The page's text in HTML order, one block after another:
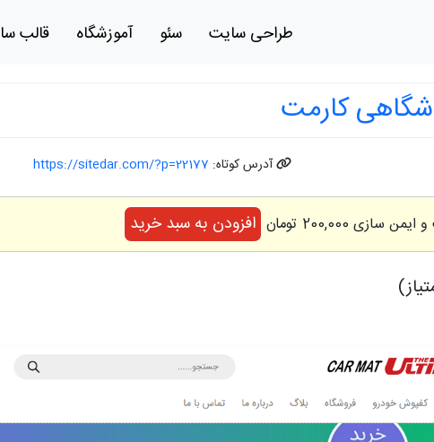
طراحی سایت سئو آموزشگاه قالب
کارمت
آدرس کوتاه: https://sitedar.com/?p=22177
200,000 تومان افزودن به سبد خرید